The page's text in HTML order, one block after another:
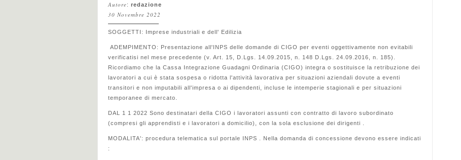
Autore: redazione
30 Novembre 2022
SOGGETTI: Imprese industriali e dell' Edilizia
ADEMPIMENTO: Presentazione all'INPS delle domande di CIGO per eventi oggettivamente non evitabili
verificatisi nel mese precedente (v. Art. 15, D.Lgs. 14.09.2015, n. 148 D.Lgs. 24.09.2016, n. 185).
Ricordiamo che la Cassa Integrazione Guadagni Ordinaria (CIGO) integra o sostituisce la retribuzione dei
lavoratori a cui è stata sospesa o ridotta l'attività lavorativa per situazioni aziendali dovute a eventi
transitori e non imputabili all'impresa o ai dipendenti, incluse le intemperie stagionali e per situazioni
temporanee di mercato.
DAL 1 1 2022 Sono destinatari della CIGO i lavoratori assunti con contratto di lavoro subordinato
(compresi gli apprendisti e i lavoratori a domicilio), con la sola esclusione dei dirigenti .
MODALITA': procedura telematica sul portale INPS . Nella domanda di concessione devono essere indicati
: